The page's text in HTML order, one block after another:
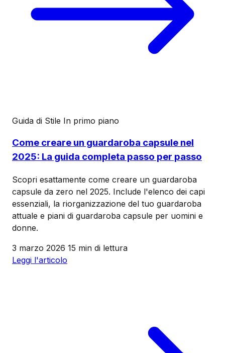
Guida di Stile In primo piano
Come creare un guardaroba capsule nel
2025: La guida completa passo per passo
Scopri esattamente come creare un guardaroba
capsule da zero nel 2025. Include l'elenco dei capi
essenziali, la riorganizzazione del tuo guardaroba
attuale e piani di guardaroba capsule per uomini e
donne.
3 marzo 2026 15 min di lettura
Leggi l'articolo